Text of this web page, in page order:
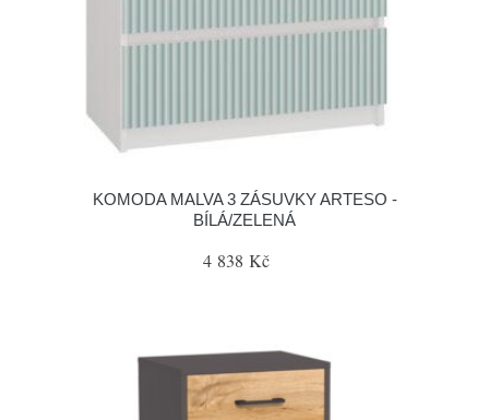
KOMODA MALVA 3 ZÁSUVKY ARTESO -
BÍLÁ/ZELENÁ
4 838 Kč